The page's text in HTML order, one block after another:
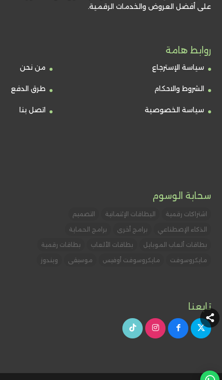
على أفضل العروض والخدمات الرقمية.
روابط هامة
سياسة الإسترجاع
الشروط والاحكام
سياسة الخصوصية
من نحن
طرق الدفع
اتصل بنا
سحابة الوسوم
اشتراكات رقمية البطاقات الإئتمانية التصميم
الذكاء الإصطناعي برامج أخرى برامج الحماية
بطاقات ألعاب الموبايل بطاقات الألعاب بطاقات رقمية
مايكروسوفت مايكروسوفت أوفيس موسيقى ويندوز
تابعنا